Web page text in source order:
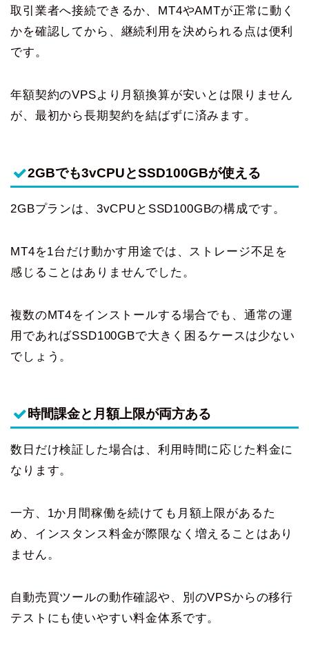
取引業者へ接続できるか、MT4やAMTが正常に動く
かを確認してから、継続利用を決められる点は便利
です。
年額契約のVPSより月額換算が安いとは限りません
が、最初から長期契約を結ばずに済みます。
2GBでも3vCPUとSSD100GBが使える
2GBプランは、3vCPUとSSD100GBの構成です。
MT4を1台だけ動かす用途では、ストレージ不足を
感じることはありませんでした。
複数のMT4をインストールする場合でも、通常の運
用であればSSD100GBで大きく困るケースは少ない
でしょう。
時間課金と月額上限が両方ある
数日だけ検証した場合は、利用時間に応じた料金に
なります。
一方、1か月間稼働を続けても月額上限があるた
め、インスタンス料金が際限なく増えることはあり
ません。
自動売買ツールの動作確認や、別のVPSからの移行
テストにも使いやすい料金体系です。